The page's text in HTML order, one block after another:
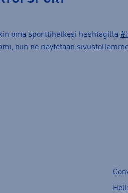
oma sporttihetkesi hashtagilla
niin ne näytetään